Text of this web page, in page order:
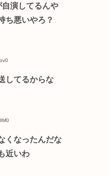
演してるんや
ち悪いやろ？
してるからな
くなったんだな
近いわ